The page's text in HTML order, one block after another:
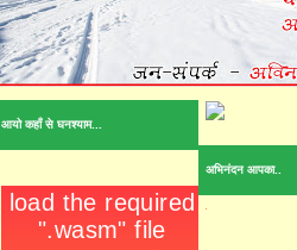
आयो कहाँ से घनश्याम...
अभिनंदन आपका..